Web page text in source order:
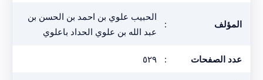
المؤلف :
الحبيب علوي بن احمد بن الحسن بن
عبد الله بن علوي الحداد باعلوي
عدد الصفحات : ٥٢٩